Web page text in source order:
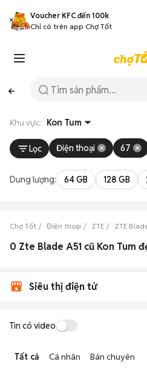
Voucher KFC đến 100k
Chỉ có trên app Chợ Tốt
Khu vực: Kon Tum
Lọc Điện thoại 67
Dung lượng: 64 GB 128 GB
Chợ Tốt Điện thoại ZTE ZTE
0 Zte Blade A51 cũ Kon Tum
Siêu thị điện tử
Tin có video
Tất cả Cá nhân Bán chuyên